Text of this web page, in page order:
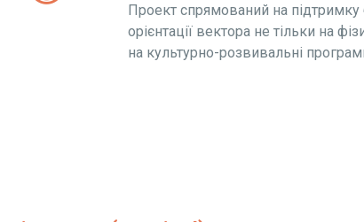
Проект спрямований на підтримку
орієнтації вектора не тільки на
на культурно-розвивальні